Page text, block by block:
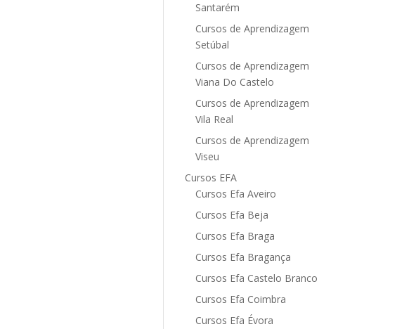
Santarém
Cursos de Aprendizagem
Setúbal
Cursos de Aprendizagem
Viana Do Castelo
Cursos de Aprendizagem
Vila Real
Cursos de Aprendizagem
Viseu
Cursos EFA
Cursos Efa Aveiro
Cursos Efa Beja
Cursos Efa Braga
Cursos Efa Bragança
Cursos Efa Castelo Branco
Cursos Efa Coimbra
Cursos Efa Évora